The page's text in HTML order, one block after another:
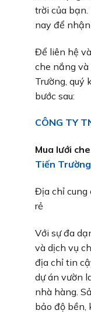
trời của
nay để
Để liên hệ
che nắng
Trường, quý
bước sau:
CÔNG TY
Mua lưới
Tiến Trường
Địa chỉ cung
rẻ
Với sự đa
và dịch vụ
địa chỉ tin
dự án vườn
nhà hàng.
bảo độ bền,